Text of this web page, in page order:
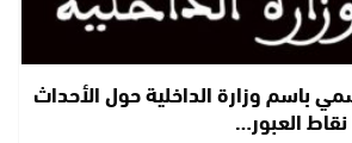
باسم وزارة الداخلية حول الأحداث
العبور…